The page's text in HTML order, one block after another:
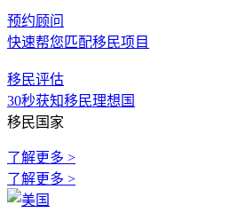
预约顾问
快速帮您匹配移民项目
移民评估
30秒获知移民理想国
移民国家
了解更多 >
了解更多 >